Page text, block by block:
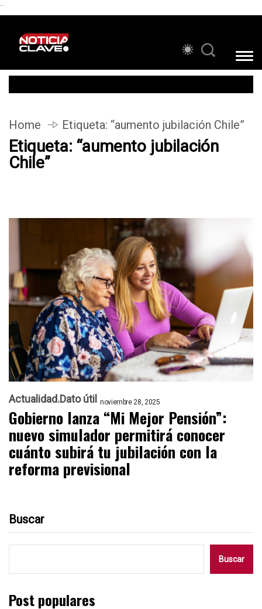
```
Home Etiqueta: “aumento jubilación Chile”
Etiqueta: “aumento jubilación
Chile”
Actualidad Dato útil noviembre 28, 2025
Gobierno lanza “Mi Mejor Pensión”:
nuevo simulador permitirá conocer
cuánto subirá tu jubilación con la
reforma previsional
Buscar
Buscar
Post populares